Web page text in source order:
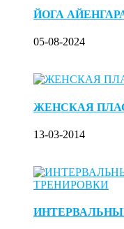
ЙОГА
05-08-2024
ЖЕНСКАЯ
13-03-2014